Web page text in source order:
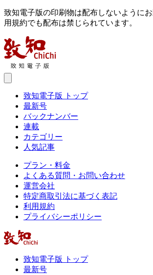
致知電子版の印刷物は配布しないように
用規約でも配布は禁じられています。
致知電子版 トップ
最新号
バックナンバー
連載
カテゴリー
人気記事
プラン・料金
よくある質問・お問い合わせ
運営会社
特定商取引法に基づく表記
利用規約
プライバシーポリシー
致知電子版 トップ
最新号